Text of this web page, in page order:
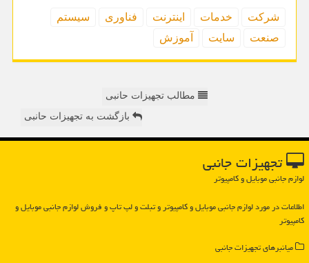
شركت خدمات اینترنت فناوری
سیستم
صنعت
سایت آموزش
مطالب تجهیزات حانبی
بازگشت به تجهیزات حانبی
تجهیزات جانبی
لوازم جانبی موبایل و کامپیوتر
اطلاعات در مورد لوازم جانبی موبایل و كامپیوتر و تبلت و لپ تاپ و فروش لوازم جانبی موبایل و
كامپیوتر
میانبرهای تجهیزات جانبی